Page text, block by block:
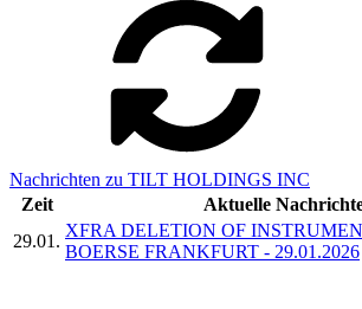
Nachrichten zu TILT HOLDINGS INC
Zeit
Aktuelle
29.01.
XFRA DELETION OF
BOERSE FRANKFURT - 29.01.2026